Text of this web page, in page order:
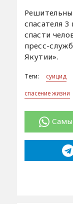
спасателя
спасти
пресс-
Якутии».
Теги: суицид
спасение жизни